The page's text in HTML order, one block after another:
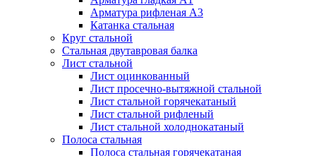
Арматура рифленая А3
Катанка стальная
Круг стальной
Стальная двутавровая балка
Лист стальной
Лист оцинкованный
Лист просечно-вытяжной стальной
Лист стальной горячекатаный
Лист стальной рифленый
Лист стальной холоднокатаный
Полоса стальная
Полоса стальная горячекатаная